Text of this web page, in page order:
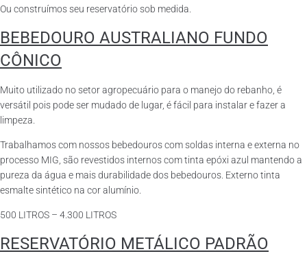
Ou construímos seu reservatório sob medida.
BEBEDOURO AUSTRALIANO FUNDO
CÔNICO
Muito utilizado no setor agropecuário para o manejo do rebanho, é
versátil pois pode ser mudado de lugar, é fácil para instalar e fazer a
limpeza.
Trabalhamos com nossos bebedouros com soldas interna e externa no
processo MIG, são revestidos internos com tinta epóxi azul mantendo a
pureza da água e mais durabilidade dos bebedouros. Externo tinta
esmalte sintético na cor alumínio.
500 LITROS – 4.300 LITROS
RESERVATÓRIO METÁLICO PADRÃO